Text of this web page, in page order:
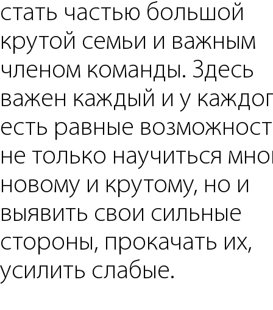
стать частью большой
крутой семьи и важным
членом команды. Здесь
важен каждый и у
есть равные
не только научиться
новому и крутому, но и
выявить свои сильные
стороны, прокачать их,
усилить слабые.